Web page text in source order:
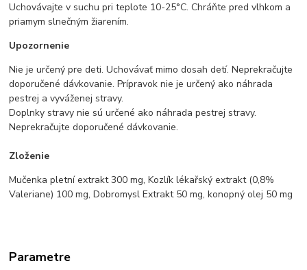
Uchovávajte v suchu pri teplote 10-25°C. Chráňte pred vlhkom a
priamym slnečným žiarením.
Upozornenie
Nie je určený pre deti. Uchovávať mimo dosah detí. Neprekračujte
doporučené dávkovanie. Prípravok nie je určený ako náhrada
pestrej a vyváženej stravy.
Doplnky stravy nie sú určené ako náhrada pestrej stravy.
Neprekračujte doporučené dávkovanie.
Zloženie
Mučenka pletní extrakt 300 mg, Kozlík lékařský extrakt (0,8%
Valeriane) 100 mg, Dobromysl Extrakt 50 mg, konopný olej 50 mg
Parametre